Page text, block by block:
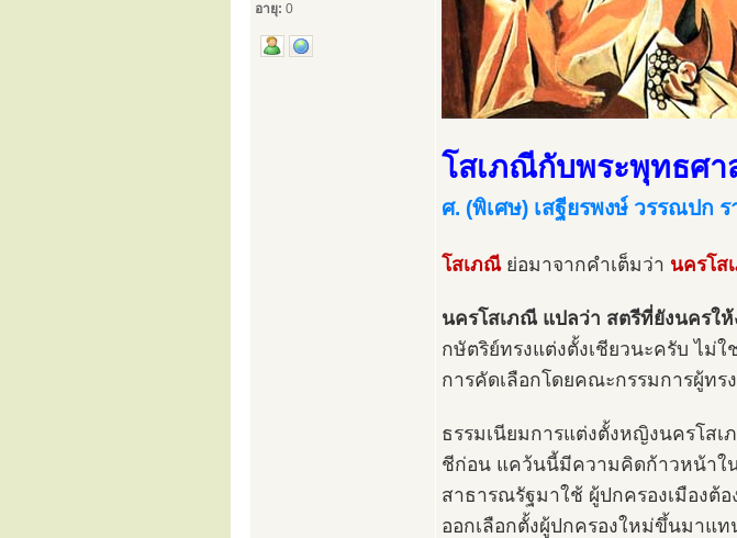
อายุ: 0
โสเภณีกับพระพุทธศา
ศ. (พิเศษ) เสฐียรพงษ์ วรรณปก
โสเภณีย่อมาจากคำเต็มว่า นครโส
นครโสเภณี แปลว่า สตรีที่ยังนครให้
กษัตริย์ทรงแต่งตั้งเชียวนะครับ ไม่
การคัดเลือกโดยคณะกรรมการผู้ท
ธรรมเนียมการแต่งตั้งหญิงนครโส
ชีก่อน แคว้นนี้มีความคิดก้าวหน้าใ
สาธารณรัฐมาใช้ ผู้ปกครองเมืองต้
ออกเลือกตั้งผู้ปกครองใหม่ขึ้นมาแท